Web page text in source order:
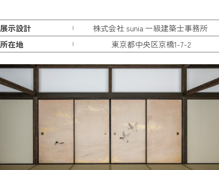
展示設計
株式会社 sunia 一級建築士事務所
所在地
東京都中央区京橋1-7-2